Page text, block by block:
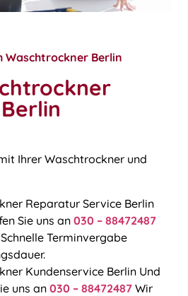
Waschtrockner Berlin
Ihrer Waschtrockner und
Reparatur Service Berlin
Sie uns an 030 – 88472487
Terminvergabe
Kundenservice Berlin Und
uns an 030 – 88472487 Wir